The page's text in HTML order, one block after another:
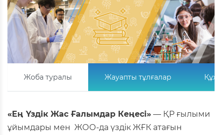
Жоба туралы Жауапты тұлғалар
«Ең Үздік Жас Ғалымдар Кеңесі» — ҚР ғылыми
ұйымдары мен ЖОО-да үздік ЖҒК атағын